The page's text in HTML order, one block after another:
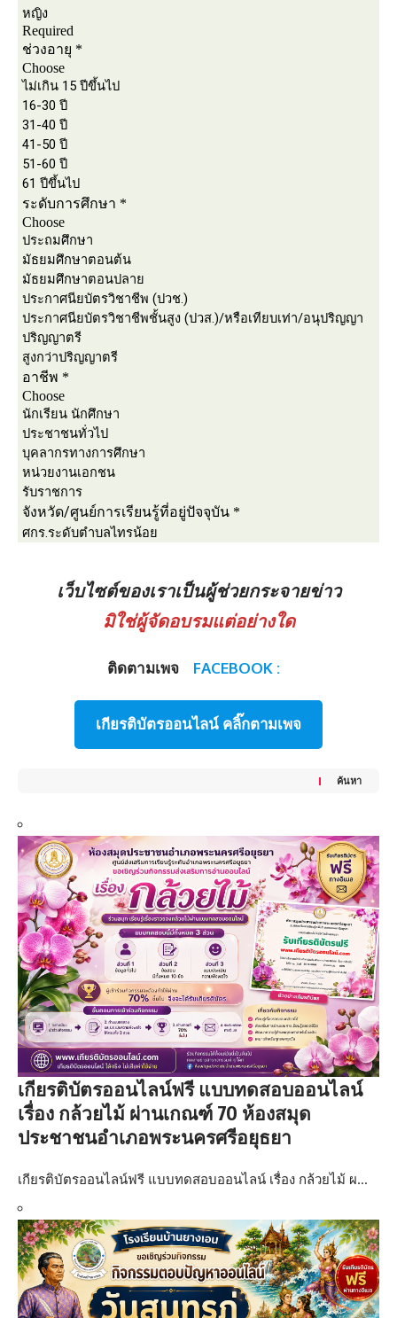
เว็บไซต์ของเราเป็นผู้ช่วยกระจายข่าว
มิใช่ผู้จัดอบรมแต่อย่างใด
ติดตามเพจ FACEBOOK :
เกียรติบัตรออนไลน์ คลิ๊กตามเพจ
ค้นหา
เกียรติบัตรออนไลน์ฟรี แบบทดสอบออนไลน์
เรื่อง กล้วยไม้ ผ่านเกณฑ์ 70 ห้องสมุด
ประชาชนอำเภอพระนครศรีอยุธยา
เกียรติบัตรออนไลน์ฟรี แบบทดสอบออนไลน์ เรื่อง กล้วยไม้ ผ…